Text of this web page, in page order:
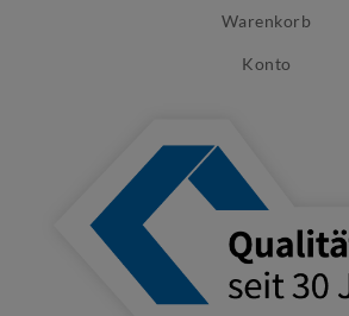
Warenkorb
Konto